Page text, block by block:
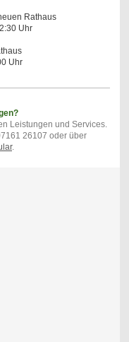
Rathaus
Uhr
Uhr
Leistungen und Services.
26107 oder über
.